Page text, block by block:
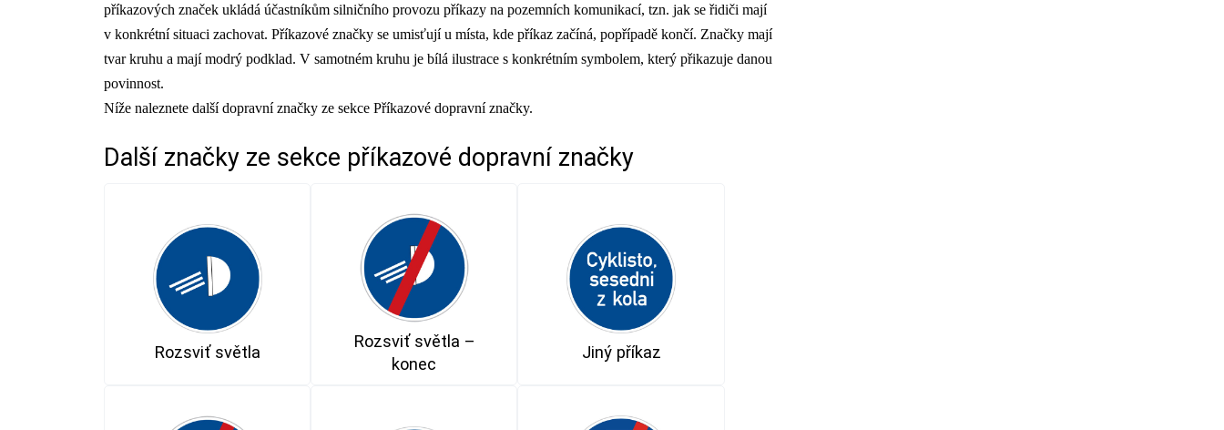
příkazových značek ukládá účastníkům silničního provozu příkazy na pozemních komunikací, tzn. jak se řidiči mají
v konkrétní situaci zachovat. Příkazové značky se umisťují u místa, kde příkaz začíná, popřípadě končí. Značky mají
tvar kruhu a mají modrý podklad. V samotném kruhu je bílá ilustrace s konkrétním symbolem, který přikazuje danou
povinnost.
Níže naleznete další dopravní značky ze sekce Příkazové dopravní značky.
Další značky ze sekce příkazové dopravní značky
Rozsviť světla
Rozsviť světla –
konec
Jiný příkaz